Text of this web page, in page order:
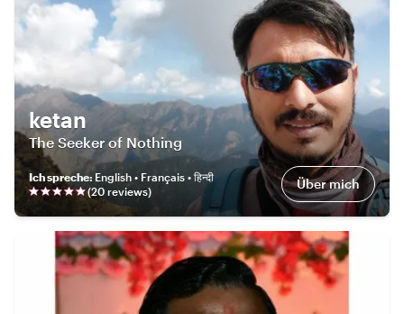
ketan
The Seeker of Nothing
Ich spreche: English • Français • हिन्दी
(20 reviews) Über mich